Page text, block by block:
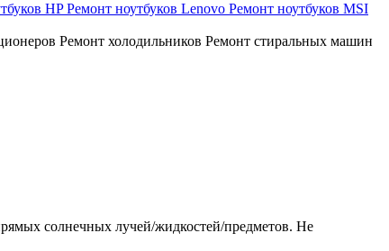
HPРемонт ноутбуков Lenovo Ремонт ноутбуков MSI
Ремонт холодильников Ремонт стиральных машин
солнечных лучей/жидкостей/предметов. Не